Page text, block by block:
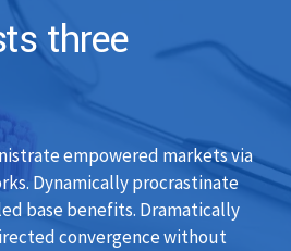
three
empowered markets via
Dynamically procrastinate
base benefits. Dramatically
convergence without